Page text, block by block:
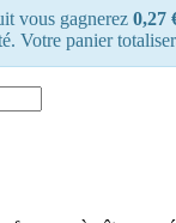
vous gagnerez 0,27
Votre panier